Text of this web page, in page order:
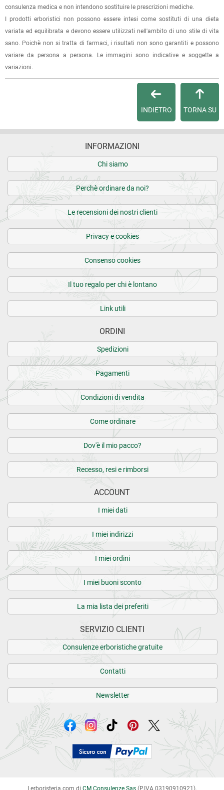
consulenza medica e non intendono sostituire le prescrizioni mediche.
I prodotti erboristici non possono essere intesi come sostituti di una dieta
variata ed equilibrata e devono essere utilizzati nell'ambito di uno stile di vita
sano. Poichè non si tratta di farmaci, i risultati non sono garantiti e possono
variare da persona a persona. Le immagini sono indicative e soggette a
variazioni.
TORNA SU
INDIETRO
INFORMAZIONI
Chi siamo
Perchè ordinare da noi?
Le recensioni dei nostri clienti
Privacy e cookies
Consenso cookies
Il tuo regalo per chi è lontano
Link utili
ORDINI
Spedizioni
Pagamenti
Condizioni di vendita
Come ordinare
Dov'è il mio pacco?
Recesso, resi e rimborsi
ACCOUNT
I miei dati
I miei indirizzi
I miei ordini
I miei buoni sconto
La mia lista dei preferiti
SERVIZIO CLIENTI
Consulenze erboristiche gratuite
Contatti
Newsletter
Lerboristeria.com di CM Consulenze Sas(P.IVA 03190910921).